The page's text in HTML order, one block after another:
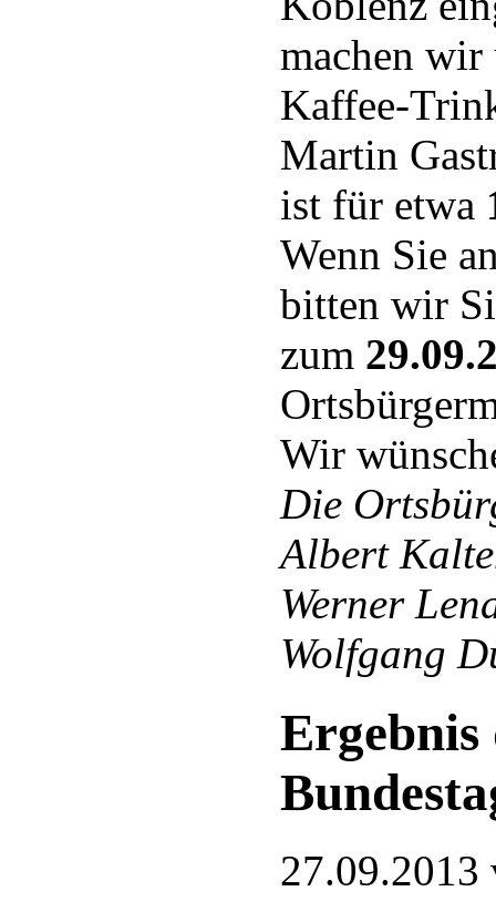
machen wir
Kaffee-
Martin
ist für etwa
Wenn Sie
bitten wir
zum
Wir
Die
Albert
Werner
Wolfgang
Ergebnis
27.09.2013